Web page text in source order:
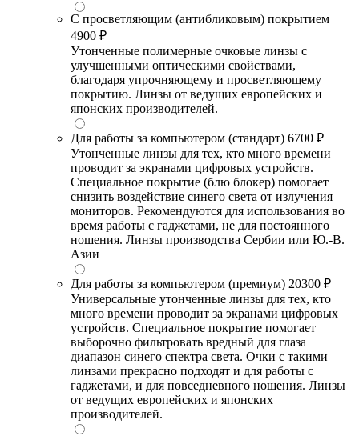
С просветляющим (антибликовым) покрытием
4900 ₽
Утонченные полимерные очковые линзы с
улучшенными оптическими свойствами,
благодаря упрочняющему и просветляющему
покрытию. Линзы от ведущих европейских и
японских производителей.
Для работы за компьютером (стандарт) 6700 ₽
Утонченные линзы для тех, кто много времени
проводит за экранами цифровых устройств.
Специальное покрытие (блю блокер) помогает
снизить воздействие синего света от излучения
мониторов. Рекомендуются для использования во
время работы с гаджетами, не для постоянного
ношения. Линзы производства Сербии или Ю.-В.
Азии
Для работы за компьютером (премиум) 20300 ₽
Универсальные утонченные линзы для тех, кто
много времени проводит за экранами цифровых
устройств. Специальное покрытие помогает
выборочно фильтровать вредный для глаза
диапазон синего спектра света. Очки с такими
линзами прекрасно подходят и для работы с
гаджетами, и для повседневного ношения. Линзы
от ведущих европейских и японских
производителей.